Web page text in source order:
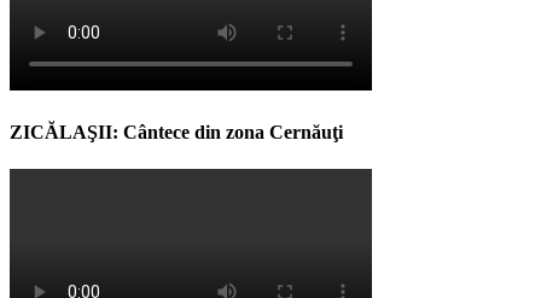
ZICĂLAŞII: Cântece din zona Cernăuţi